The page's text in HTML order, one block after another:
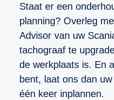
Staat er een
planning? Overleg
Advisor van uw
tachograaf te
de werkplaats is. En
bent, laat ons dan
één keer inplannen.